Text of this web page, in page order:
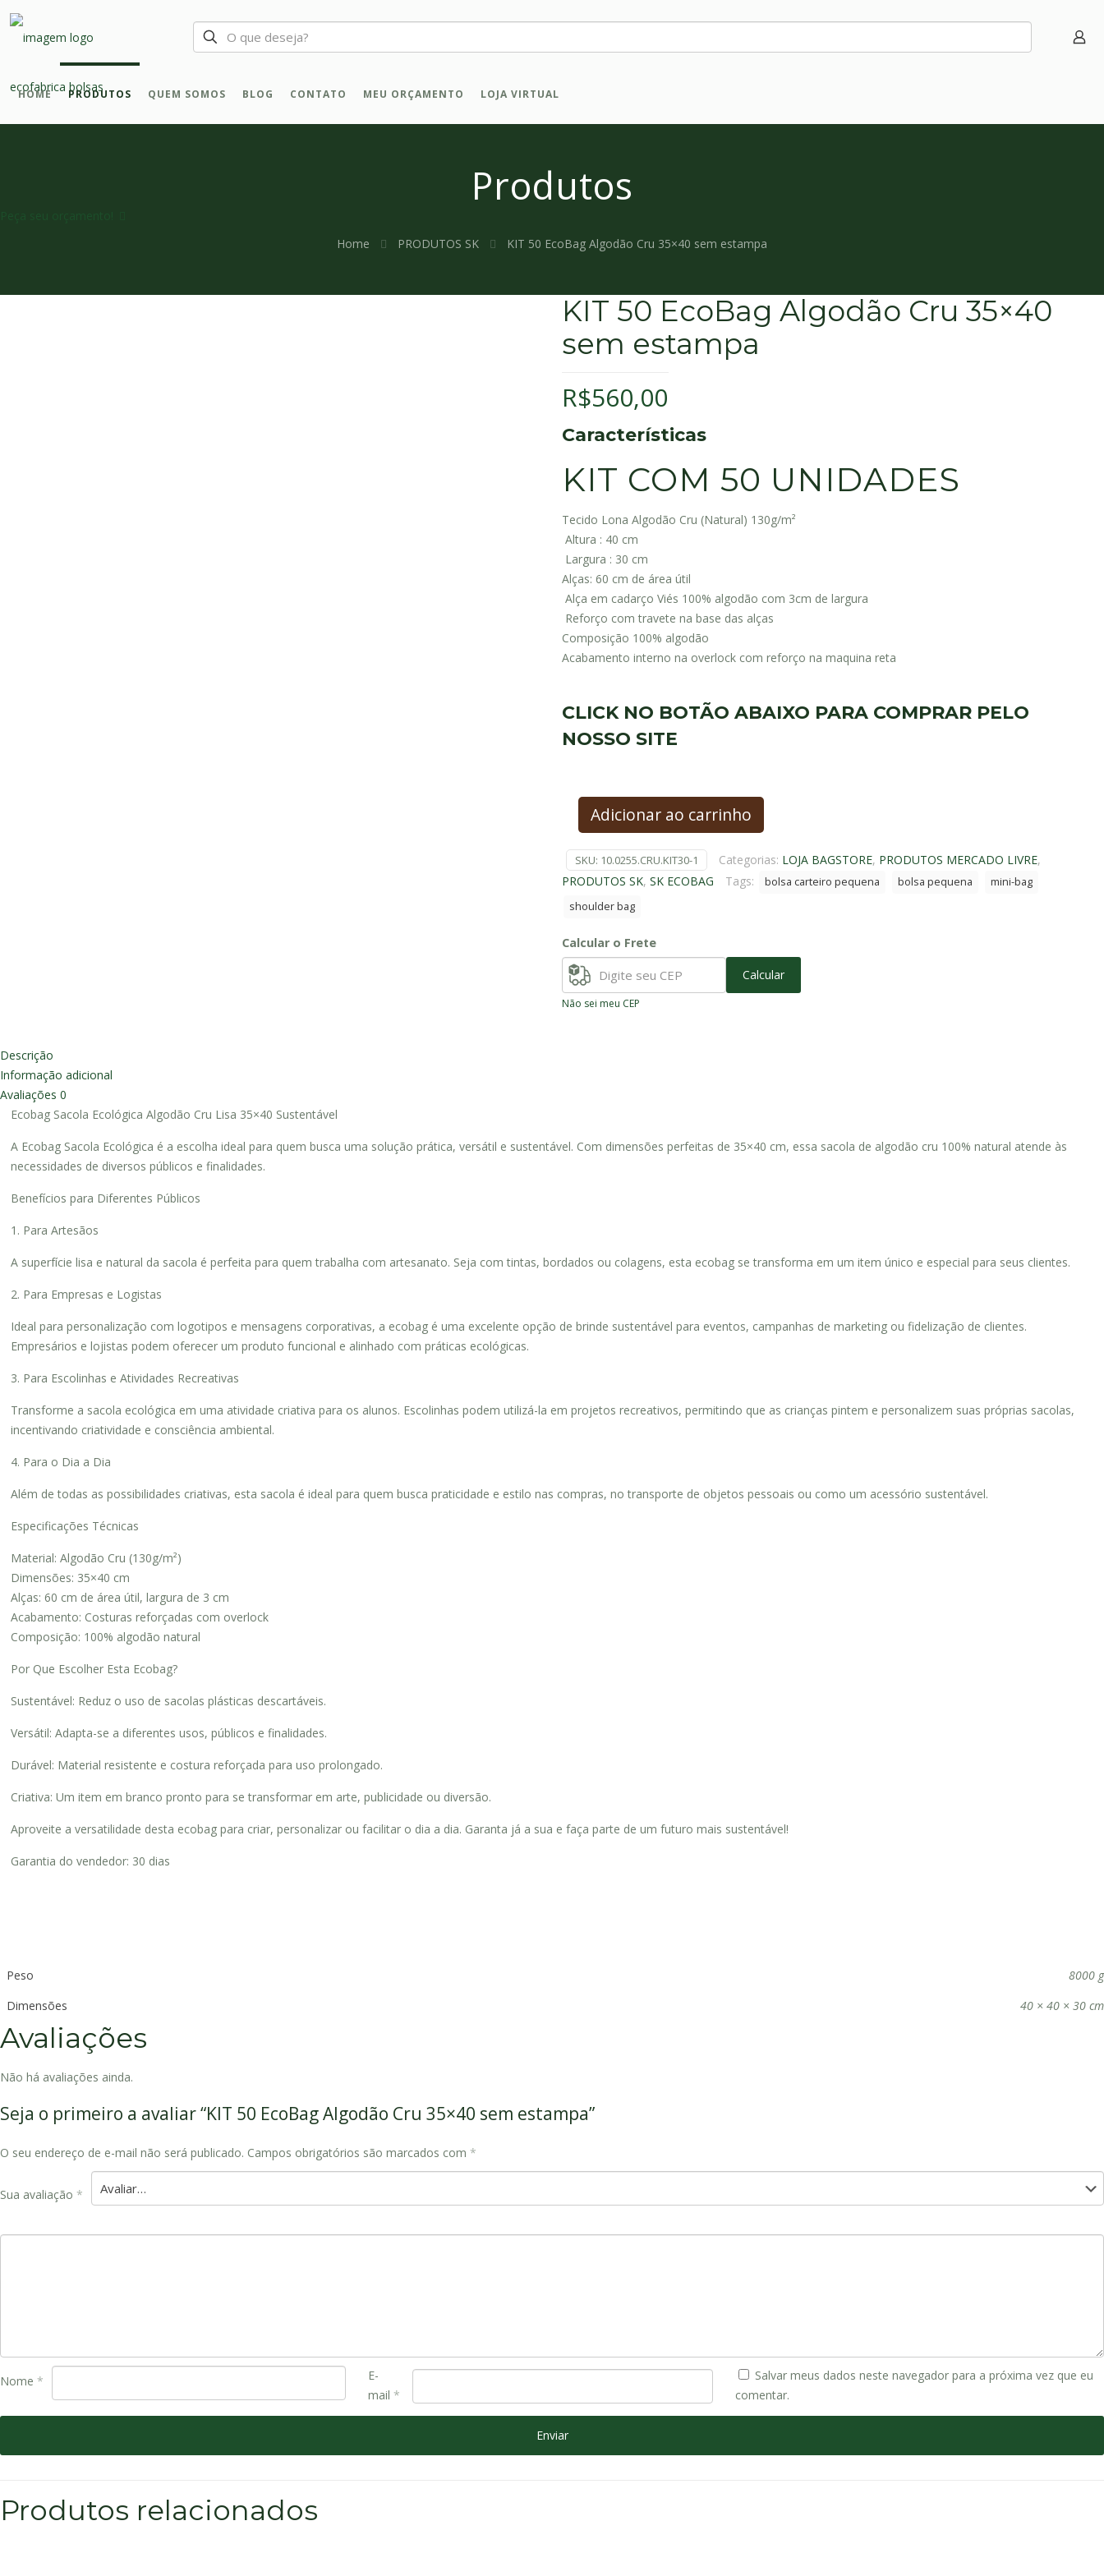
HOME PRODUTOS QUEM SOMOS BLOG CONTATO MEU ORÇAMENTO LOJA VIRTUAL
Produtos
Home
PRODUTOS SK KIT 50 EcoBag Algodão Cru 35×40 sem estampa
KIT 50 EcoBag Algodão Cru 35×40
sem estampa
R$560,00
Características
KIT COM 50 UNIDADES
Tecido Lona Algodão Cru (Natural) 130g/m²
Altura : 40 cm
Largura : 30 cm
Alças: 60 cm de área útil
Alça em cadarço Viés 100% algodão com 3cm de largura
Reforço com travete na base das alças
Composição 100% algodão
Acabamento interno na overlock com reforço na maquina reta
CLICK NO BOTÃO ABAIXO PARA COMPRAR PELO
NOSSO SITE
Adicionar ao carrinho
SKU: 10.0255.CRU.KIT30-1 Categorias: LOJA BAGSTORE, PRODUTOS MERCADO LIVRE,
PRODUTOS SK, SK ECOBAG Tags: bolsa carteiro pequena bolsa pequena
mini-bag
shoulder bag
Calcular o Frete
Calcular
Não sei meu CEP
Descrição
Informação adicional
Avaliações 0
Ecobag Sacola Ecológica Algodão Cru Lisa 35×40 Sustentável
A Ecobag Sacola Ecológica é a escolha ideal para quem busca uma solução prática, versátil e sustentável. Com dimensões perfeitas de 35×40 cm, essa sacola de algodão cru 100% natural atende às
necessidades de diversos públicos e finalidades.
Benefícios para Diferentes Públicos
1. Para Artesãos
A superfície lisa e natural da sacola é perfeita para quem trabalha com artesanato. Seja com tintas, bordados ou colagens, esta ecobag se transforma em um item único e especial para seus clientes.
2. Para Empresas e Logistas
Ideal para personalização com logotipos e mensagens corporativas, a ecobag é uma excelente opção de brinde sustentável para eventos, campanhas de marketing ou fidelização de clientes.
Empresários e lojistas podem oferecer um produto funcional e alinhado com práticas ecológicas.
3. Para Escolinhas e Atividades Recreativas
Transforme a sacola ecológica em uma atividade criativa para os alunos. Escolinhas podem utilizá-la em projetos recreativos, permitindo que as crianças pintem e personalizem suas próprias sacolas,
incentivando criatividade e consciência ambiental.
4. Para o Dia a Dia
Além de todas as possibilidades criativas, esta sacola é ideal para quem busca praticidade e estilo nas compras, no transporte de objetos pessoais ou como um acessório sustentável.
Especificações Técnicas
Material: Algodão Cru (130g/m²)
Dimensões: 35×40 cm
Alças: 60 cm de área útil, largura de 3 cm
Acabamento: Costuras reforçadas com overlock
Composição: 100% algodão natural
Por Que Escolher Esta Ecobag?
Sustentável: Reduz o uso de sacolas plásticas descartáveis.
Versátil: Adapta-se a diferentes usos, públicos e finalidades.
Durável: Material resistente e costura reforçada para uso prolongado.
Criativa: Um item em branco pronto para se transformar em arte, publicidade ou diversão.
Aproveite a versatilidade desta ecobag para criar, personalizar ou facilitar o dia a dia. Garanta já a sua e faça parte de um futuro mais sustentável!
Garantia do vendedor: 30 dias
Peso
8000 g
Dimensões
40 × 40 × 30 cm
Avaliações
Não há avaliações ainda.
Seja o primeiro a avaliar “KIT 50 EcoBag Algodão Cru 35×40 sem estampa”
O seu endereço de e-mail não será publicado. Campos obrigatórios são marcados com *
Sua avaliação *
Nome *
E-
mail *
Salvar meus dados neste navegador para a próxima vez que eu
comentar.
Produtos relacionados